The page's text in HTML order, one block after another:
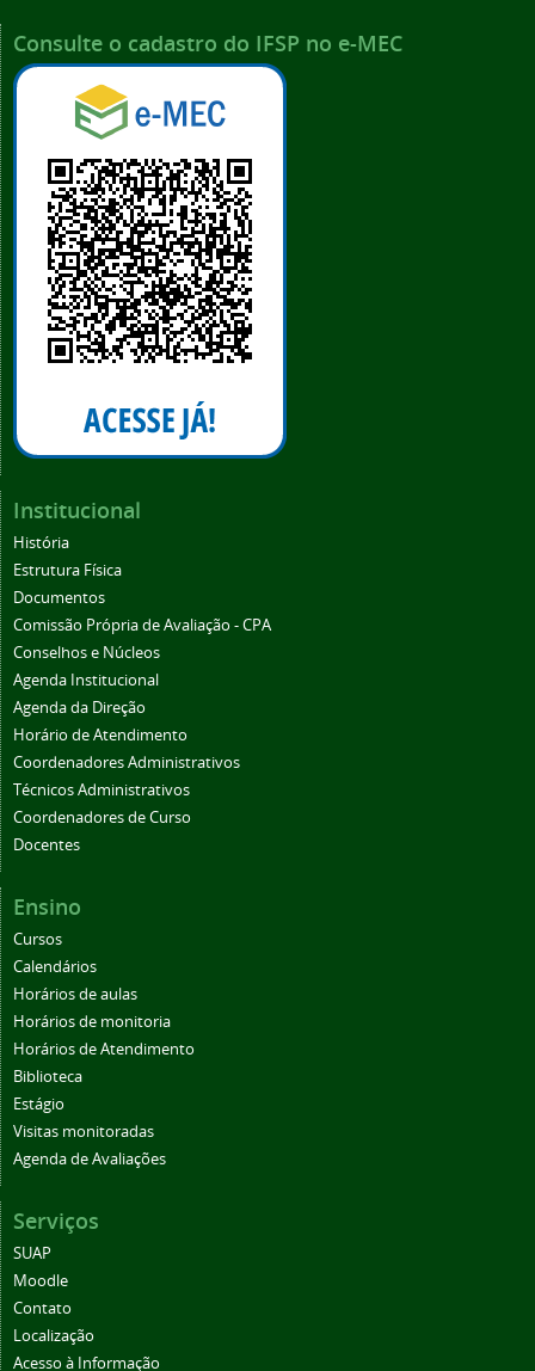
Consulte o cadastro do IFSP no e-MEC
Institucional
História
Estrutura Física
Documentos
Comissão Própria de Avaliação - CPA
Conselhos e Núcleos
Agenda Institucional
Agenda da Direção
Horário de Atendimento
Coordenadores Administrativos
Técnicos Administrativos
Coordenadores de Curso
Docentes
Ensino
Cursos
Calendários
Horários de aulas
Horários de monitoria
Horários de Atendimento
Biblioteca
Estágio
Visitas monitoradas
Agenda de Avaliações
Serviços
SUAP
Moodle
Contato
Localização
Acesso à Informação